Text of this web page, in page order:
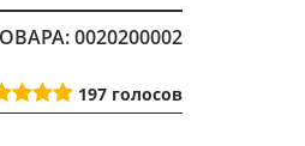
0020200002
197 голосов